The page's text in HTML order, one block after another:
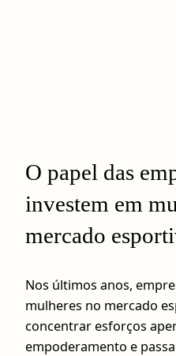
O papel das
investem em
mercado
Nos últimos anos,
mulheres no mercado
concentrar esforços
empoderamento e